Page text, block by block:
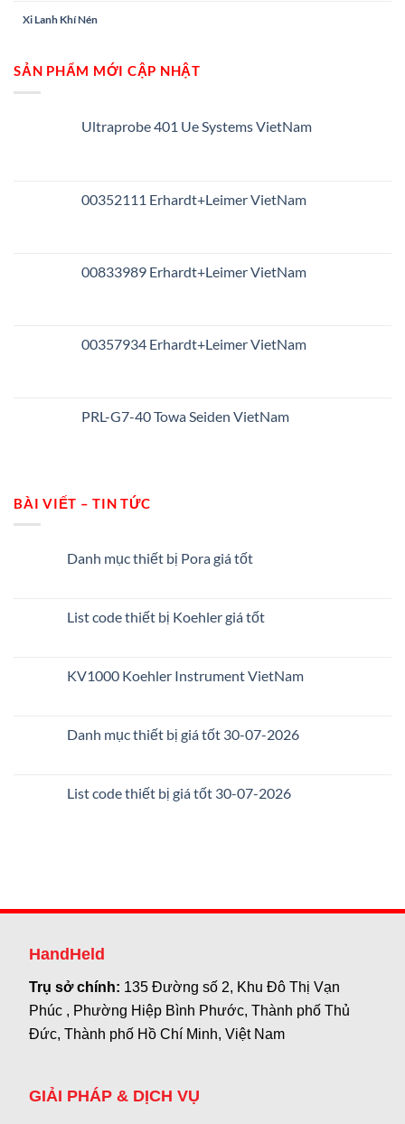
Xi Lanh Khí Nén
SẢN PHẨM MỚI CẬP NHẬT
Ultraprobe 401 Ue Systems VietNam
00352111 Erhardt+Leimer VietNam
00833989 Erhardt+Leimer VietNam
00357934 Erhardt+Leimer VietNam
PRL-G7-40 Towa Seiden VietNam
BÀI VIẾT – TIN TỨC
Danh mục thiết bị Pora giá tốt
List code thiết bị Koehler giá tốt
KV1000 Koehler Instrument VietNam
Danh mục thiết bị giá tốt 30-07-2026
List code thiết bị giá tốt 30-07-2026
HandHeld
Trụ sở chính: 135 Đường số 2, Khu Đô Thị Vạn
Phúc , Phường Hiệp Bình Phước, Thành phố Thủ
Đức, Thành phố Hồ Chí Minh, Việt Nam
GIẢI PHÁP & DỊCH VỤ